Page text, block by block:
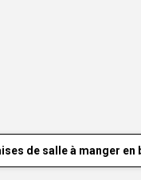
de salle à manger en